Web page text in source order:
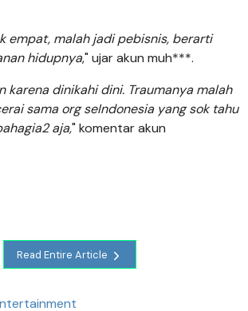
empat, malah jadi pebisnis, berarti
hidupnya," ujar akun muh***.
karena dinikahi dini. Traumanya malah
sama org seIndonesia yang sok tahu
aja," komentar akun
Read Entire Article